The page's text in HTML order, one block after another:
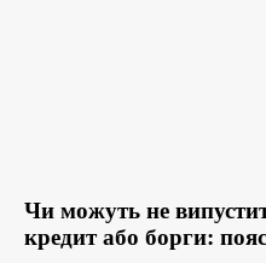
Чи можуть не
кредит або борги: